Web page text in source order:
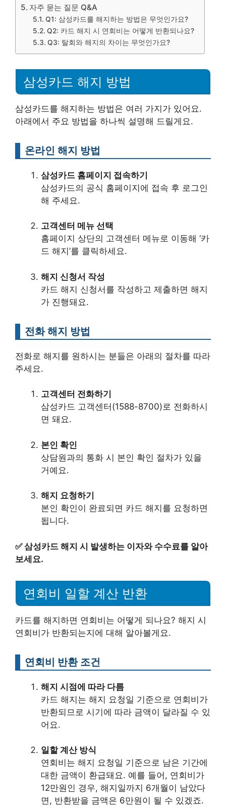
자주 묻는 질문 Q&A
Q1: 삼성카드를 해지하는 방법은 무엇인가요?
Q2: 카드 해지 시 연회비는 어떻게 반환되나요?
Q3: 탈회와 해지의 차이는 무엇인가요?
삼성카드 해지 방법
삼성카드를 해지하는 방법은 여러 가지가 있어요.
아래에서 주요 방법을 하나씩 설명해 드릴게요.
온라인 해지 방법
삼성카드 홈페이지 접속하기
삼성카드의 공식 홈페이지에 접속 후 로그인
해 주세요.
고객센터 메뉴 선택
홈페이지 상단의 고객센터 메뉴로 이동해 ‘카
드 해지’를 클릭하세요.
해지 신청서 작성
카드 해지 신청서를 작성하고 제출하면 해지
가 진행돼요.
전화 해지 방법
전화로 해지를 원하시는 분들은 아래의 절차를 따라
주세요.
고객센터 전화하기
삼성카드 고객센터(1588-8700)로 전화하시
면 돼요.
본인 확인
상담원과의 통화 시 본인 확인 절차가 있을
거예요.
해지 요청하기
본인 확인이 완료되면 카드 해지를 요청하면
됩니다.
✅삼성카드 해지 시 발생하는 이자와 수수료를 알아
보세요.
연회비 일할 계산 반환
카드를 해지하면 연회비는 어떻게 되나요? 해지 시
연회비가 반환되는지에 대해 알아볼게요.
연회비 반환 조건
해지 시점에 따라 다름
카드 해지는 해지 요청일 기준으로 연회비가
반환되므로 시기에 따라 금액이 달라질 수 있
어요.
일할 계산 방식
연회비는 해지 요청일 기준으로 남은 기간에
대한 금액이 환급돼요. 예를 들어, 연회비가
12만원인 경우, 해지일까지 6개월이 남았다
면, 반환받을 금액은 6만원이 될 수 있겠죠.